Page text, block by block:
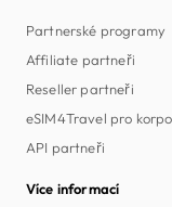
Partnerské programy
Affiliate partneři
Reseller partneři
eSIM4Travel pro
API partneři
Více informací